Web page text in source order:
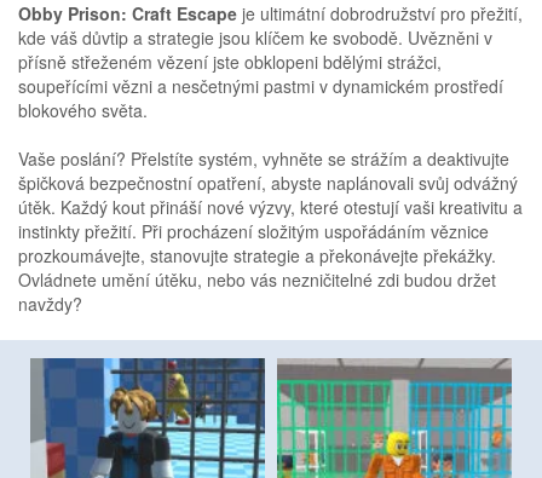
Obby Prison: Craft Escape je ultimátní dobrodružství pro přežití,
kde váš důvtip a strategie jsou klíčem ke svobodě. Uvězněni v
přísně střeženém vězení jste obklopeni bdělými strážci,
soupeřícími vězni a nesčetnými pastmi v dynamickém prostředí
blokového světa.
Vaše poslání? Přelstíte systém, vyhněte se strážím a deaktivujte
špičková bezpečnostní opatření, abyste naplánovali svůj odvážný
útěk. Každý kout přináší nové výzvy, které otestují vaši kreativitu a
instinkty přežití. Při procházení složitým uspořádáním věznice
prozkoumávejte, stanovujte strategie a překonávejte překážky.
Ovládnete umění útěku, nebo vás nezničitelné zdi budou držet
navždy?